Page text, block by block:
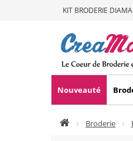
KIT BRODERIE
Nouveauté
Broderie